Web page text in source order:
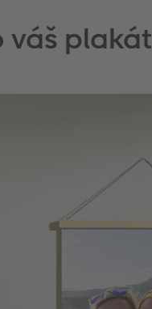
váš plakát